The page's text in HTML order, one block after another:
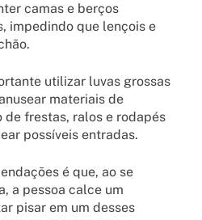
camas e berços
impedindo que lençois e
utilizar luvas grossas
materiais de
de frestas, ralos e rodapés
possíveis entradas.
é que, ao se
a pessoa calce um
pisar em um desses